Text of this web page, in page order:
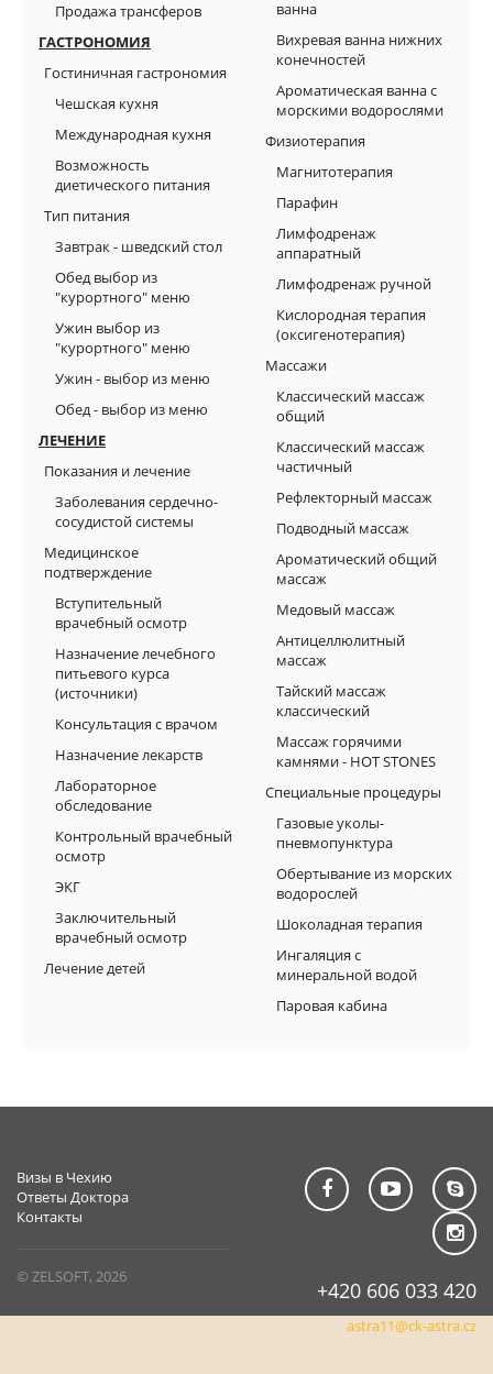
Продажа трансферов
ГАСТРОНОМИЯ
Гостиничная гастрономия
Чешская кухня
Международная кухня
Возможность
диетического питания
Tип питания
Завтрак - шведский стол
Обед выбор из
"курортного" меню
Ужин выбор из
"курортного" меню
Ужин - выбор из меню
Обед - выбор из меню
ЛЕЧЕНИЕ
Показания и лечение
Заболевания сердечно-
сосудистой системы
Медицинское
подтверждение
Вступительный
врачебный осмотр
Назначение лечeбного
питьевого курса
(источники)
Консультация с врачoм
Назначение лекарств
Лабораторное
обследование
Контрольный врачебный
осмотр
ЭКГ
Заключительный
врачебный осмотр
Лечение детей
ванна
Вихревая ванна нижних
конечностей
Ароматическая ванна с
морскими водорослями
Физиотерапия
Магнитотерапия
Парафин
Лимфодренаж
аппаратный
Лимфодренаж ручной
Кислородная терапия
(оксигенотерапия)
Массажи
Классический массаж
общий
Классический массаж
частичный
Рефлекторный массаж
Подводный массаж
Ароматический общий
массаж
Медовый массаж
Антицеллюлитный
массаж
Тайский массаж
классический
Массаж горячими
камнями - HOT STONES
Специальные процедуры
Газовые уколы-
пневмопунктура
Обертывание из морских
водорослей
Шоколадная терапия
Ингаляция с
минеральной водой
Паровая кабина
Визы в Чехию
Ответы Доктора
Контакты
© ZELSOFT, 2026
+420 606 033 420
astra11@ck-astra.cz